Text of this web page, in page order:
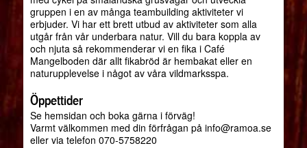
gruppen i en av många teambuilding aktiviteter vi
erbjuder. Vi har ett brett utbud av aktiviteter som alla
utgår från vår underbara natur. Vill du bara koppla av
och njuta så rekommenderar vi en fika i Café
Mangelboden där allt fikabröd är hembakat eller en
naturupplevelse i något av våra vildmarksspa.
Öppettider
Se hemsidan och boka gärna i förväg!
Varmt välkommen med din förfrågan på info@ramoa.se
eller via telefon 070-5758220